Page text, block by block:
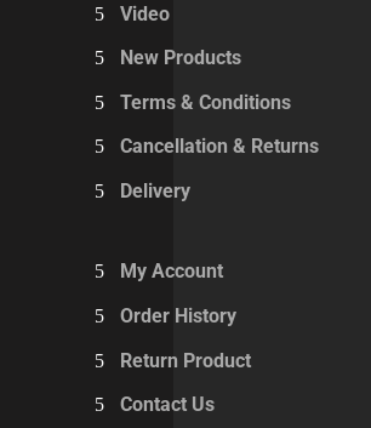
Video
New Products
Terms & Conditions
Cancellation & Returns
Delivery
My Account
Order History
Return Product
Contact Us